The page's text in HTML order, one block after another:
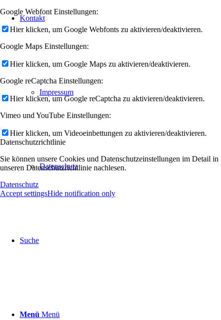
Kontakt
Impressum
Datenschutz
Suche
Menü Menü
Google Webfont Einstellungen:
Hier klicken, um Google Webfonts zu aktivieren/deaktivieren.
Google Maps Einstellungen:
Hier klicken, um Google Maps zu aktivieren/deaktivieren.
Google reCaptcha Einstellungen:
Hier klicken, um Google reCaptcha zu aktivieren/deaktivieren.
Vimeo und YouTube Einstellungen:
Hier klicken, um Videoeinbettungen zu aktivieren/deaktivieren.
Datenschutzrichtlinie
Sie können unsere Cookies und Datenschutzeinstellungen im Detail in
unseren Datenschutzrichtlinie nachlesen.
Datenschutz
Accept settingsHide notification only